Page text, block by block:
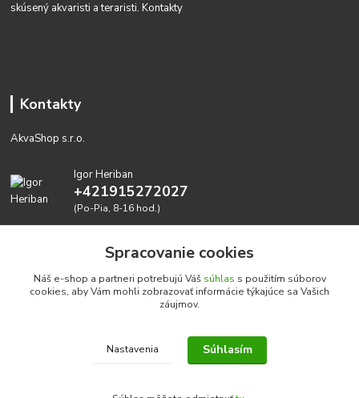
skúsený akvaristi a teraristi.Kontakty
Kontakty
AkvaShop s.r.o.
Igor Heriban
+421915272027
(Po-Pia, 8-16 hod.)
Realizujeme prírodné akvária: AkvaShop s.r.o. • IBAN:
SK3911000000002947087849
Spracovanie cookies
Náš e-shop a partneri potrebujú Váš súhlas s použitím súborov
cookies, aby Vám mohli zobrazovať informácie týkajúce sa Vašich
záujmov.
Nastavenia Súhlasím